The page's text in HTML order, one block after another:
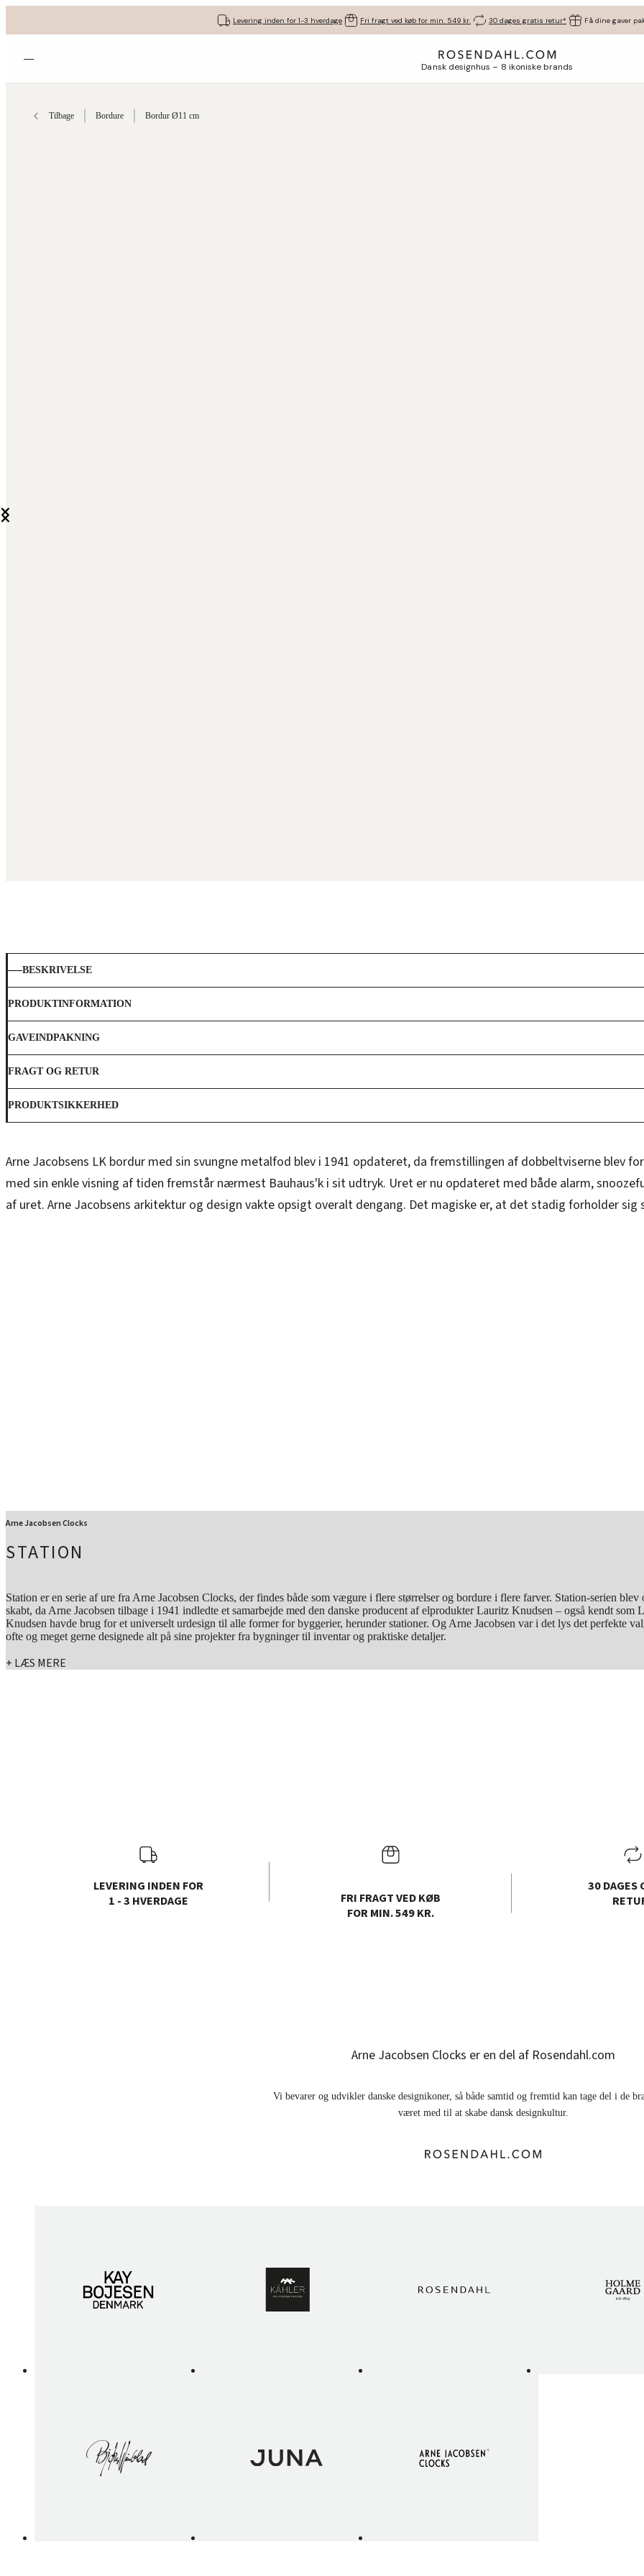
Levering inden for 1-3 hverdage Fri fragt ved køb for min. 549 kr. 30 dages gratis retur* Få dine gaver
Åbn menuen Dansk designhus – 8 ikoniske brands
Tilbage Bordure Bordur Ø11 cm
BESKRIVELSE
PRODUKTINFORMATION
GAVEINDPAKNING
FRAGT OG RETUR
PRODUKTSIKKERHED
Arne Jacobsens LK bordur med sin svungne metalfod blev i 1941 opdateret, da fremstillingen af dobbeltviserne blev
med sin enkle visning af tiden fremstår nærmest Bauhaus'k i sit udtryk. Uret er nu opdateret med både alarm,
af uret. Arne Jacobsens arkitektur og design vakte opsigt overalt dengang. Det magiske er, at det stadig forholder sig
Arne Jacobsen Clocks
STATION
Station er en serie af ure fra Arne Jacobsen Clocks, der findes både som vægure i flere størrelser og bordure i flere farver. Station-serien blev
skabt, da Arne Jacobsen tilbage i 1941 indledte et samarbejde med den danske producent af elprodukter Lauritz Knudsen – også kendt som
Knudsen havde brug for et universelt urdesign til alle former for byggerier, herunder stationer. Og Arne Jacobsen var i det lys det perfekte
ofte og meget gerne designede alt på sine projekter fra bygninger til inventar og praktiske detaljer.
+ LÆS MERE
LEVERING INDEN FOR
1 - 3 HVERDAGE
FRI FRAGT VED KØB
FOR MIN. 549 KR.
30 DAGES
Arne Jacobsen Clocks er en del af Rosendahl.com
Vi bevarer og udvikler danske designikoner, så både samtid og fremtid kan tage del i de
været med til at skabe dansk designkultur.